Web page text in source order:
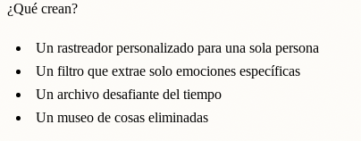
¿Qué crean?
Un rastreador personalizado para una sola persona
Un filtro que extrae solo emociones específicas
Un archivo desafiante del tiempo
Un museo de cosas eliminadas